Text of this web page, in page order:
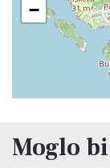
−
Moglo